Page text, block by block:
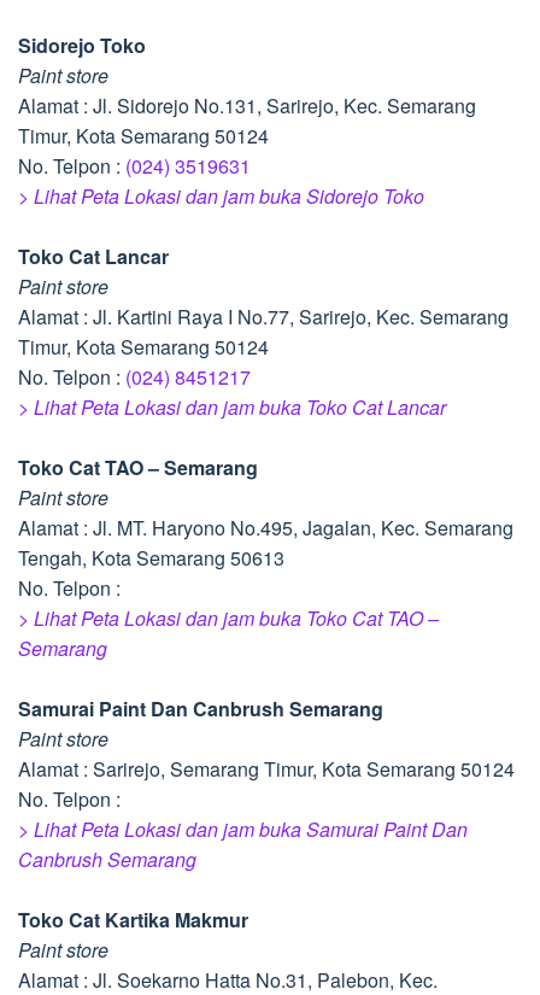
Sidorejo Toko
Paint store
Alamat : Jl. Sidorejo No.131, Sarirejo, Kec. Semarang
Timur, Kota Semarang 50124
No. Telpon : (024) 3519631
> Lihat Peta Lokasi dan jam buka Sidorejo Toko
Toko Cat Lancar
Paint store
Alamat : Jl. Kartini Raya I No.77, Sarirejo, Kec. Semarang
Timur, Kota Semarang 50124
No. Telpon : (024) 8451217
> Lihat Peta Lokasi dan jam buka Toko Cat Lancar
Toko Cat TAO – Semarang
Paint store
Alamat : Jl. MT. Haryono No.495, Jagalan, Kec. Semarang
Tengah, Kota Semarang 50613
No. Telpon :
> Lihat Peta Lokasi dan jam buka Toko Cat TAO –
Semarang
Samurai Paint Dan Canbrush Semarang
Paint store
Alamat : Sarirejo, Semarang Timur, Kota Semarang 50124
No. Telpon :
> Lihat Peta Lokasi dan jam buka Samurai Paint Dan
Canbrush Semarang
Toko Cat Kartika Makmur
Paint store
Alamat : Jl. Soekarno Hatta No.31, Palebon, Kec.